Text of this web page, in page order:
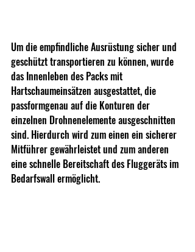
Um die empfindliche Ausrüstung sicher und
geschützt transportieren zu können, wurde
das Innenleben des Packs mit
Hartschaumeinsätzen ausgestattet, die
passformgenau auf die Konturen der
einzelnen Drohnenelemente ausgeschnitten
sind. Hierdurch wird zum einen ein sicherer
Mitführer gewährleistet und zum anderen
eine schnelle Bereitschaft des Fluggeräts im
Bedarfswall ermöglicht.